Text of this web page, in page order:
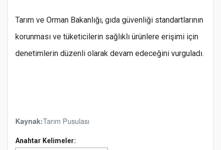
Tarım ve Orman Bakanlığı, gıda güvenliği standartlarının
korunması ve tüketicilerin sağlıklı ürünlere erişimi için
denetimlerin düzenli olarak devam edeceğini vurguladı.
Kaynak:Tarım Pusulası
Anahtar Kelimeler: